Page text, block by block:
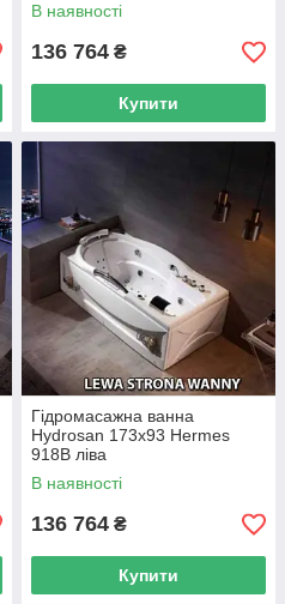
В наявності
136 764 ₴
Купити
Гідромасажна ванна
Hydrosan 173x93 Hermes
918B ліва
В наявності
136 764 ₴
Купити